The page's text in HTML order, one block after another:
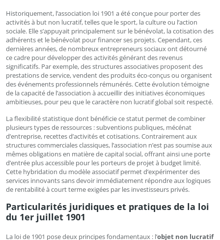
Historiquement, l’association loi 1901 a été conçue pour porter des
activités à but non lucratif, telles que le sport, la culture ou l’action
sociale. Elle s’appuyait principalement sur le bénévolat, la cotisation des
adhérents et le bénévolat pour financer ses projets. Cependant, ces
dernières années, de nombreux entrepreneurs sociaux ont détourné
ce cadre pour développer des activités générant des revenus
significatifs. Par exemple, des structures associatives proposent des
prestations de service, vendent des produits éco-conçus ou organisent
des événements professionnels rémunérés. Cette évolution témoigne
de la capacité de l’association à accueillir des initiatives économiques
ambitieuses, pour peu que le caractère non lucratif global soit respecté.
La flexibilité statistique dont bénéficie ce statut permet de combiner
plusieurs types de ressources : subventions publiques, mécénat
d’entreprise, recettes d’activités et cotisations. Contrairement aux
structures commerciales classiques, l’association n’est pas soumise aux
mêmes obligations en matière de capital social, offrant ainsi une porte
d’entrée plus accessible pour les porteurs de projet à budget limité.
Cette hybridation du modèle associatif permet d’expérimenter des
services innovants sans devoir immédiatement répondre aux logiques
de rentabilité à court terme exigées par les investisseurs privés.
Particularités juridiques et pratiques de la loi
du 1er juillet 1901
La loi de 1901 pose deux principes fondamentaux : l’objet non lucratif